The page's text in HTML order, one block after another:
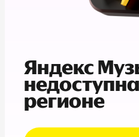
Яндекс
регионе